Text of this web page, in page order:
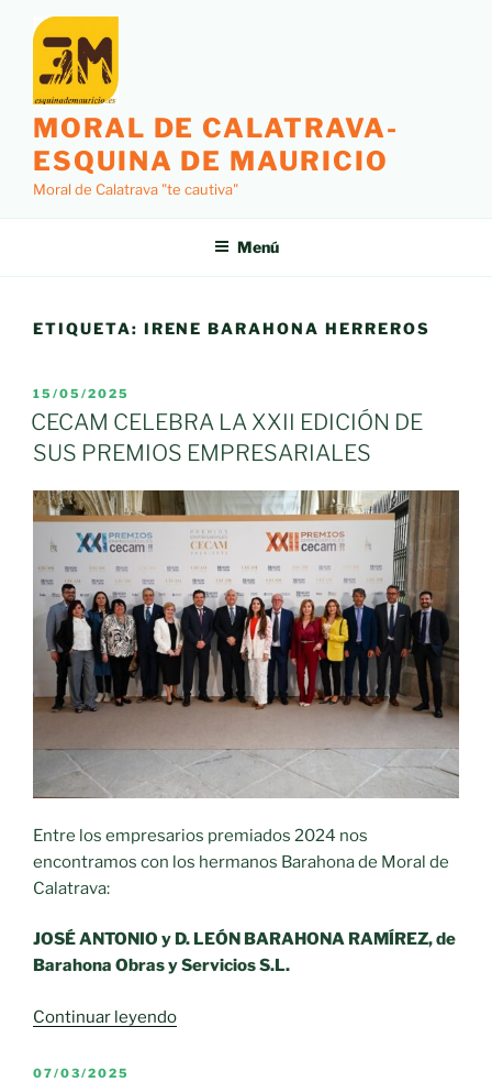
contenido
MORAL DE CALATRAVA-
ESQUINA DE MAURICIO
Moral de Calatrava "te cautiva"
Menú
ETIQUETA: IRENE BARAHONA HERREROS
PUBLICADO
EL
15/05/2025
CECAM CELEBRA LA XXII EDICIÓN DE
SUS PREMIOS EMPRESARIALES
Entre los empresarios premiados 2024 nos
encontramos con los hermanos Barahona de Moral de
Calatrava:
JOSÉ ANTONIO y D. LEÓN BARAHONA RAMÍREZ, de
Barahona Obras y Servicios S.L.
Continuar leyendo«CECAM
PUBLICADO
07/03/2025